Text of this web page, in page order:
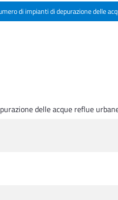
di impianti di depurazione delle
delle acque reflue